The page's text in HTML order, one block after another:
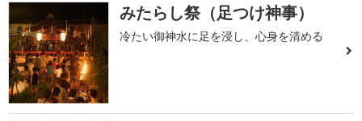
みたらし祭（足つけ神事）
冷たい御神水に足を浸し、心身を清める